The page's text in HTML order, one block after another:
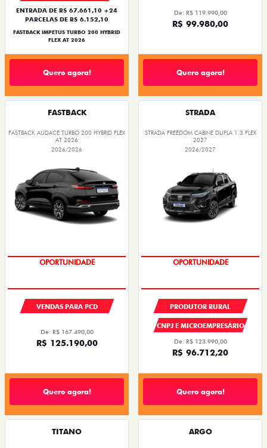
ENTRADA DE R$ 67.661,10 +24
PARCELAS DE R$ 6.152,10
FASTBACK IMPETUS TURBO 200 HYBRID
FLEX AT 2026
Quero agora!
De: R$ 119.990,00
R$ 99.980,00
Quero agora!
FASTBACK
FASTBACK AUDACE TURBO 200 HYBRID FLEX
AT 2026
2026/2026
OPORTUNIDADE
VENDAS PARA PCD
De: R$ 167.490,00
R$ 125.190,00
Quero agora!
STRADA
STRADA FREEDOM CABINE DUPLA 1.3 FLEX
2027
2026/2027
OPORTUNIDADE
PRODUTOR RURAL
CNPJ E MICROEMPRESÁRIO
De: R$ 123.990,00
R$ 96.712,20
Quero agora!
TITANO ARGO